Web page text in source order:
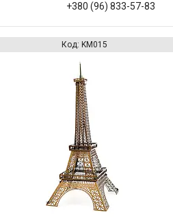
+380 (96) 833-57-83
KM015